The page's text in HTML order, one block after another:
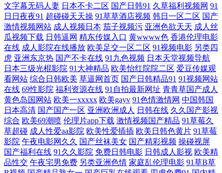
www 美女草草影院 亚洲国产良家在线观看 懂色国产日韩欧美一区 日韩美
女在线视频一区 97操人妻 久久国产精品一 午夜国产精品免费观 草莓网站
app 南瓜电影网页版 亚洲色婷婷综合久久久久中文 国产cd视频在线播放 欧
美揄拍 影音先锋18av在线电影 国产日韩免费视频 日韩精品一区高清视频
91中文视频 精免费国产 亚洲高清自拍 成熟女人特级 免费网站 亚洲精品电
影网 岛国精品在线播放 bt磁力链搜索 码中文字夫妻 亚洲第一自拍 成人主
播在线精品 欧美激情8p 亚洲中字 国产福利漂漂网 欧美中文字幕日韩在线
文字幕无码人妻 日本不卡二区 国产日韩91 久草福利视频网 91
日日夜夜91 超碰碰天天操 91草草酒店视频 韩日一区二区 国产
激情视频网站 成人视频日本 茄子视频污 亚洲色欲天天 成人丝
瓜视频下载 日韩逼网 精东传媒入口 黄wwww色 香港伦理电影
在线 成人影院在线播放 欧美足交一区二区 91视频电影 另类四
虎 亚洲东京热 国产不卡在线 91九色视频 日本天堂视频导航
日本三级光棍影院 91大神精品 欧美怡红院院二区 爱豆传媒观
看网站 综合日韩欧美 草逼网首页 国产日韩精品91 91视频网站
在线 69性影院 福利资源在线 91自拍最新网址 青青草国产成人
黄色岛国网站 欧美一xxxxx 欧美gayv 91色情激情网 中国韩国
日本高清 国产国产一区 亚洲欧洲成人 日韩在线 久久国产影视
综合 欧美69潮喷 伦理片app下载 激情视频国产精品 91草莓久
草超碰 成人性爱aa影院 欧美性爱插插 欧美日韩色黄片 91草莓
影院 午夜电影网久久 国产丝袜美女 国产精彩视频 操碰视屏
国产福利在线 91久久影院 免费日韩电影 日韩成人影视 欧美精
品性交 午夜宅男免费 另类亚洲色情 家庭乱伦理电影 91草B草